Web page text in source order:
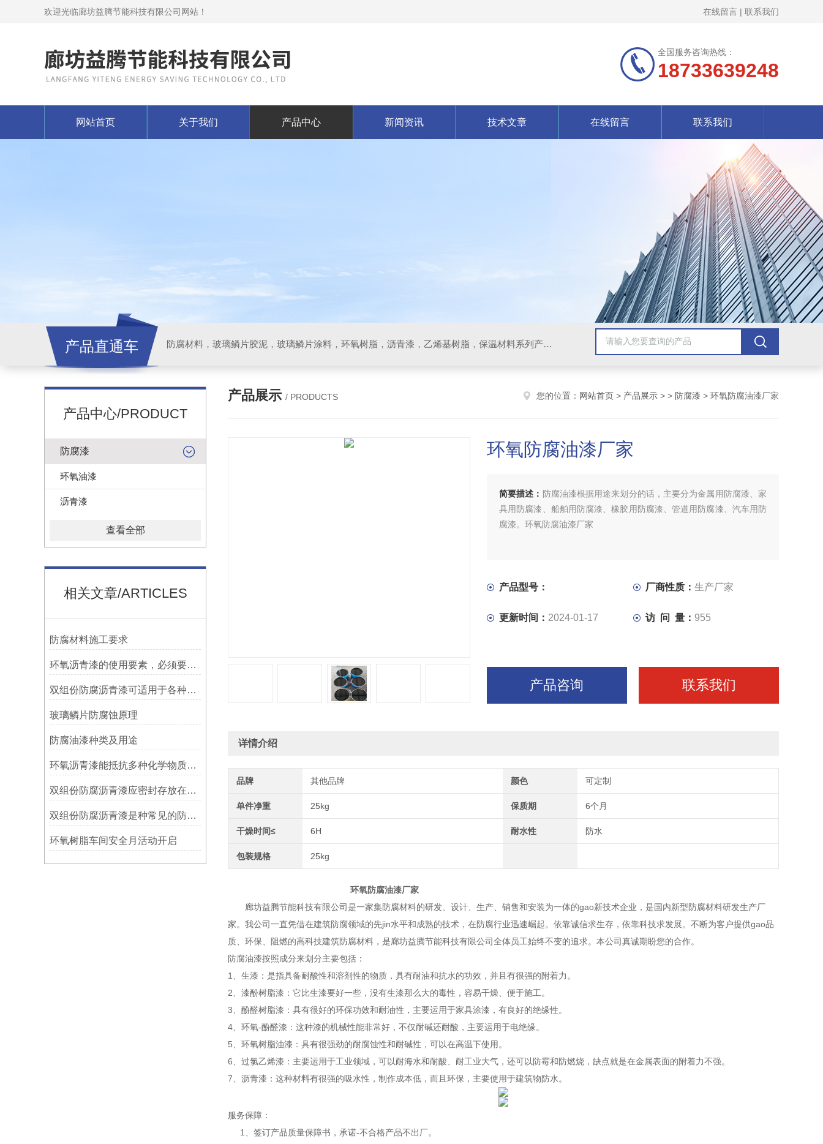
欢迎光临廊坊益腾节能科技有限公司网站！ 在线留言 | 联系我们
全国服务咨询热线：
18733639248
网站首页 关于我们 产品中心 新闻资讯 技术文章 在线留言 联系我们
产品直通车 防腐材料，玻璃鳞片胶泥，玻璃鳞片涂料，环氧树脂，沥青漆，乙烯基树脂，保温材料系列产品。
产品中心/PRODUCT
防腐漆
环氧油漆
沥青漆
查看全部
相关文章/ARTICLES
防腐材料施工要求
环氧沥青漆的使用要素，必须要知道！
双组份防腐沥青漆可适用于各种材质的表面处理
玻璃鳞片防腐蚀原理
防腐油漆种类及用途
环氧沥青漆能抵抗多种化学物质的侵蚀
双组份防腐沥青漆应密封存放在阴凉、通风的地方
双组份防腐沥青漆是种常见的防腐涂料
环氧树脂车间安全月活动开启
产品展示 / PRODUCTS 您的位置： 网站首页 > 产品展示 > > 防腐漆 > 环氧防腐油漆厂家
环氧防腐油漆厂家
简要描述： 防腐油漆根据用途来划分的话，主要分为金属用防腐漆、家
具用防腐漆、船舶用防腐漆、橡胶用防腐漆、管道用防腐漆、汽车用防
腐漆。环氧防腐油漆厂家
产品型号： 厂商性质： 生产厂家
更新时间： 2024-01-17 访 问 量： 955
产品咨询 联系我们
详情介绍
品牌 其他品牌 颜色 可定制
单件净重 25kg 保质期 6个月
干燥时间≤ 6H 耐水性 防水
包装规格 25kg
环氧防腐油漆厂家
廊坊益腾节能科技有限公司是一家集防腐材料的研发、设计、生产、销售和安装为一体的gao新技术企业，是国内新型防腐材料研发生产厂
家。我公司一直凭借在建筑防腐领域的先jin水平和成熟的技术，在防腐行业迅速崛起。依靠诚信求生存，依靠科技求发展。不断为客户提供gao品
质、环保、阻燃的高科技建筑防腐材料，是廊坊益腾节能科技有限公司全体员工始终不变的追求。本公司真诚期盼您的合作。
防腐油漆按照成分来划分主要包括：
1、生漆：是指具备耐酸性和溶剂性的物质，具有耐油和抗水的功效，并且有很强的附着力。
2、漆酚树脂漆：它比生漆要好一些，没有生漆那么大的毒性，容易干燥、便于施工。
3、酚醛树脂漆：具有很好的环保功效和耐油性，主要运用于家具涂漆，有良好的绝缘性。
4、环氧-酚醛漆：这种漆的机械性能非常好，不仅耐碱还耐酸，主要运用于电绝缘。
5、环氧树脂油漆：具有很强劲的耐腐蚀性和耐碱性，可以在高温下使用。
6、过氯乙烯漆：主要运用于工业领域，可以耐海水和耐酸、耐工业大气，还可以防霉和防燃烧，缺点就是在金属表面的附着力不强。
7、沥青漆：这种材料有很强的吸水性，制作成本低，而且环保，主要使用于建筑物防水。
服务保障：
1、签订产品质量保障书，承诺-不合格产品不出厂。